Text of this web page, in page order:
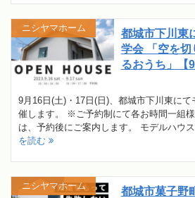
都城市下川東
学会 「空を切
るおうち」【
9月16日(土)・17日(日)、都城市下川東に
催します。 ※ご予約制にて各お時間一組
は、予約後にご案内します。 モデルハウ
を読む
ニシヤマホーム
都城市菓子野
ニシヤマホーム